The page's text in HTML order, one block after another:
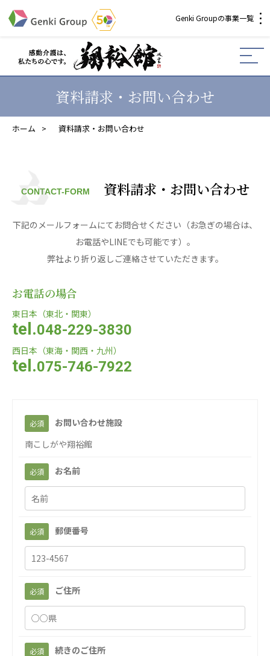
Genki Groupの事業一覧
介護・福祉
社会福祉法人 元気村グループ
社会福祉法人元気村
社会福祉法人長寿村
社会福祉法人 福ふく
株式会社 サンガジャパン
株式会社日本遮蔽技研
一般社団法人 日本高齢者福祉協会
日本高齢者福祉協会
株式会社 爽やかな風沖縄
爽やかな風沖縄
株式会社 爽やかな風九州
爽やかな風九州
株式会社 せきれい
せきれい
医療（共に生きる仲間達）
医療法人社団 美翔会
聖心美容クリニック
S-Labo（渋谷院）
医療法人社団 デンタルケアコミュニティ
フォレストデンタルクリニック
資料請求・お問い合わせ
ホーム > 資料請求・お問い合わせ
CONTACT-FORM 資料請求・お問い合わせ
下記のメールフォームにてお問合せください（お急ぎの場合は、
お電話やLINEでも可能です）。
弊社より折り返しご連絡させていただきます。
お電話の場合
東日本（東北・関東）
tel.048-229-3830
西日本（東海・関西・九州）
tel.075-746-7922
必須
お問い合わせ施設
南こしがや翔裕館
必須 お名前
必須 郵便番号
必須 ご住所
必須 続きのご住所